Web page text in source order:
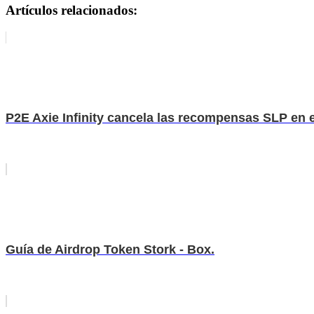
Artículos relacionados:
P2E Axie Infinity cancela las recompensas SLP en
Guía de Airdrop Token Stork - Box.